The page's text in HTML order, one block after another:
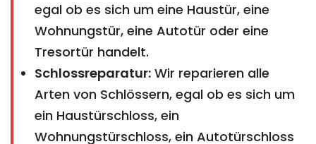
egal ob es sich um eine Haustür, eine
Wohnungstür, eine Autotür oder eine
Tresortür handelt.
Schlossreparatur: Wir reparieren alle
Arten von Schlössern, egal ob es sich um
ein Haustürschloss, ein
Wohnungstürschloss, ein Autotürschloss